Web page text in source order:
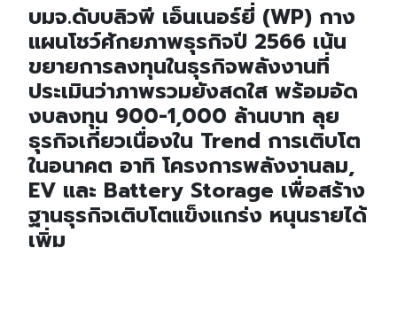
บมจ.ดับบลิวพี เอ็นเนอร์ยี่ (WP) กาง
แผนโชว์ศักยภาพธุรกิจปี 2566 เน้น
ขยายการลงทุนในธุรกิจพลังงานที่
ประเมินว่าภาพรวมยังสดใส พร้อมอัด
งบลงทุน 900-1,000 ล้านบาท ลุย
ธุรกิจเกี่ยวเนื่องใน Trend การเติบโต
ในอนาคต อาทิ โครงการพลังงานลม,
EV และ Battery Storage เพื่อสร้าง
ฐานธุรกิจเติบโตแข็งแกร่ง หนุนรายได้
เพิ่ม